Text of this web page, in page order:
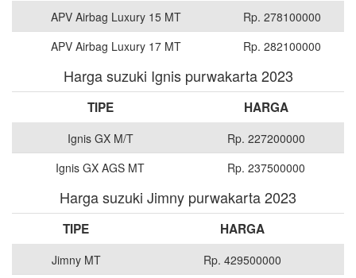
APV Airbag Luxury 15 MT
Rp. 278100000
APV Airbag Luxury 17 MT
Rp. 282100000
Harga suzuki Ignis purwakarta 2023
TIPE HARGA
Ignis GX M/T
Rp. 227200000
Ignis GX AGS MT
Rp. 237500000
Harga suzuki Jimny purwakarta 2023
TIPE HARGA
Jimny MT
Rp. 429500000